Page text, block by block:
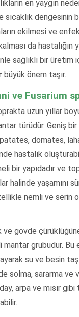
en yaygın
sıcaklık dengesinin
ekilmesi ve
da hastalığın
sağlıklı bir üretim
büyük önem taşır.
ve Fusarium
uzun yıllar
türüdür. Geniş
domates,
hastalık
bir yapıdadır ve
halinde yaşamını
nemli ve serin
ve gövde
grubudur. Bu
su ve besin
solma, sararma ve
arpa ve mısır